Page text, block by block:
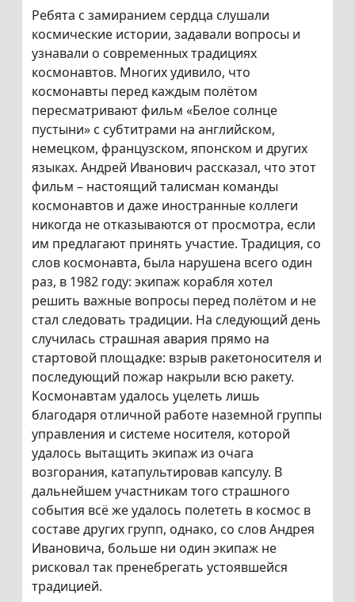
Ребята с замиранием сердца слушали
космические истории, задавали вопросы и
узнавали о современных традициях
космонавтов. Многих удивило, что
космонавты перед каждым полётом
пересматривают фильм «Белое солнце
пустыни» с субтитрами на английском,
немецком, французском, японском и других
языках. Андрей Иванович рассказал, что этот
фильм – настоящий талисман команды
космонавтов и даже иностранные коллеги
никогда не отказываются от просмотра, если
им предлагают принять участие. Традиция, со
слов космонавта, была нарушена всего один
раз, в 1982 году: экипаж корабля хотел
решить важные вопросы перед полётом и не
стал следовать традиции. На следующий день
случилась страшная авария прямо на
стартовой площадке: взрыв ракетоносителя и
последующий пожар накрыли всю ракету.
Космонавтам удалось уцелеть лишь
благодаря отличной работе наземной группы
управления и системе носителя, которой
удалось вытащить экипаж из очага
возгорания, катапультировав капсулу. В
дальнейшем участникам того страшного
события всё же удалось полететь в космос в
составе других групп, однако, со слов Андрея
Ивановича, больше ни один экипаж не
рисковал так пренебрегать устоявшейся
традицией.